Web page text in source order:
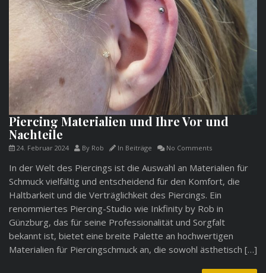
Piercing Materialien und Ihre Vor und
Nachteile
24. Februar 2024 By Rob In Beiträge No Comments
In der Welt des Piercings ist die Auswahl an Materialien für
Schmuck vielfältig und entscheidend für den Komfort, die
Haltbarkeit und die Verträglichkeit des Piercings. Ein
renommiertes Piercing-Studio wie Inkfinity by Rob in
Günzburg, das für seine Professionalität und Sorgfalt
bekannt ist, bietet eine breite Palette an hochwertigen
Materialien für Piercingschmuck an, die sowohl ästhetisch […]